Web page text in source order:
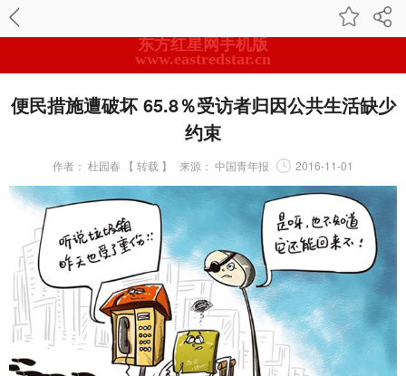
东方红星网手机版
www.eastredstar.cn
便民措施遭破坏 65.8％受访者归因公共生活缺少
约束
作者： 杜园春 【 转载 】 来源： 中国青年报 2016-11-01